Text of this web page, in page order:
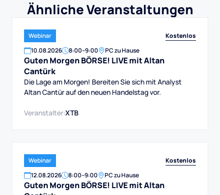
Ähnliche Veranstaltungen
Webinar
Kostenlos
10.08.2026 8:00–9:00 PC zu Hause
Guten Morgen BÖRSE! LIVE mit Altan
Cantürk
Die Lage am Morgen! Bereiten Sie sich mit Analyst
Altan Cantür auf den neuen Handelstag vor.
Veranstalter:XTB
Webinar
Kostenlos
12.08.2026 8:00–9:00 PC zu Hause
Guten Morgen BÖRSE! LIVE mit Altan